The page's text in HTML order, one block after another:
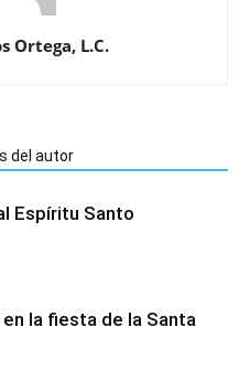
Ortega, L.C.
del autor
Espíritu Santo
la fiesta de la Santa